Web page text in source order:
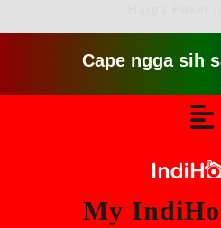
Cape ngga sih sama
My